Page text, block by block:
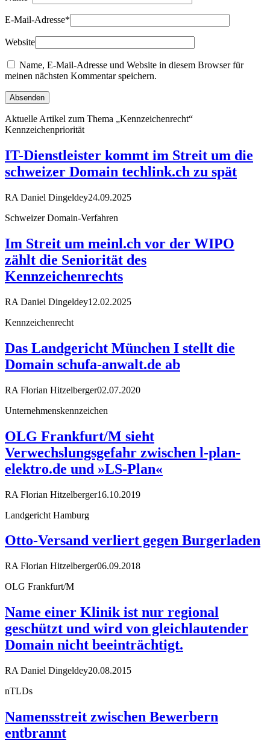
E-Mail-Adresse*
Website
Name, E-Mail-Adresse und Website in diesem Browser für
meinen nächsten Kommentar speichern.
Aktuelle Artikel zum Thema „Kennzeichenrecht“
Kennzeichenpriorität
IT-Dienstleister kommt im Streit um die
schweizer Domain techlink.ch zu spät
RA Daniel Dingeldey24.09.2025
Schweizer Domain-Verfahren
Im Streit um meinl.ch vor der WIPO
zählt die Seniorität des
Kennzeichenrechts
RA Daniel Dingeldey12.02.2025
Kennzeichenrecht
Das Landgericht München I stellt die
Domain schu­fa-an­walt.de ab
RA Florian Hitzelberger02.07.2020
Unternehmenskennzeichen
OLG Frankfurt/M sieht
Verwechslungsgefahr zwischen l-plan-
elektro.de und »LS-Plan«
RA Florian Hitzelberger16.10.2019
Landgericht Hamburg
Otto-Versand verliert gegen Burgerladen
RA Florian Hitzelberger06.09.2018
OLG Frankfurt/M
Name einer Klinik ist nur regional
geschützt und wird von gleichlautender
Domain nicht beeinträchtigt.
RA Daniel Dingeldey20.08.2015
nTLDs
Namensstreit zwischen Bewerbern
entbrannt